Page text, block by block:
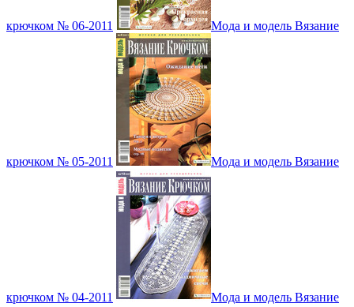
крючком № 06-2011 Мода и модель Вязание
крючком № 05-2011 Мода и модель Вязание
крючком № 04-2011
Мода и модель Вязание